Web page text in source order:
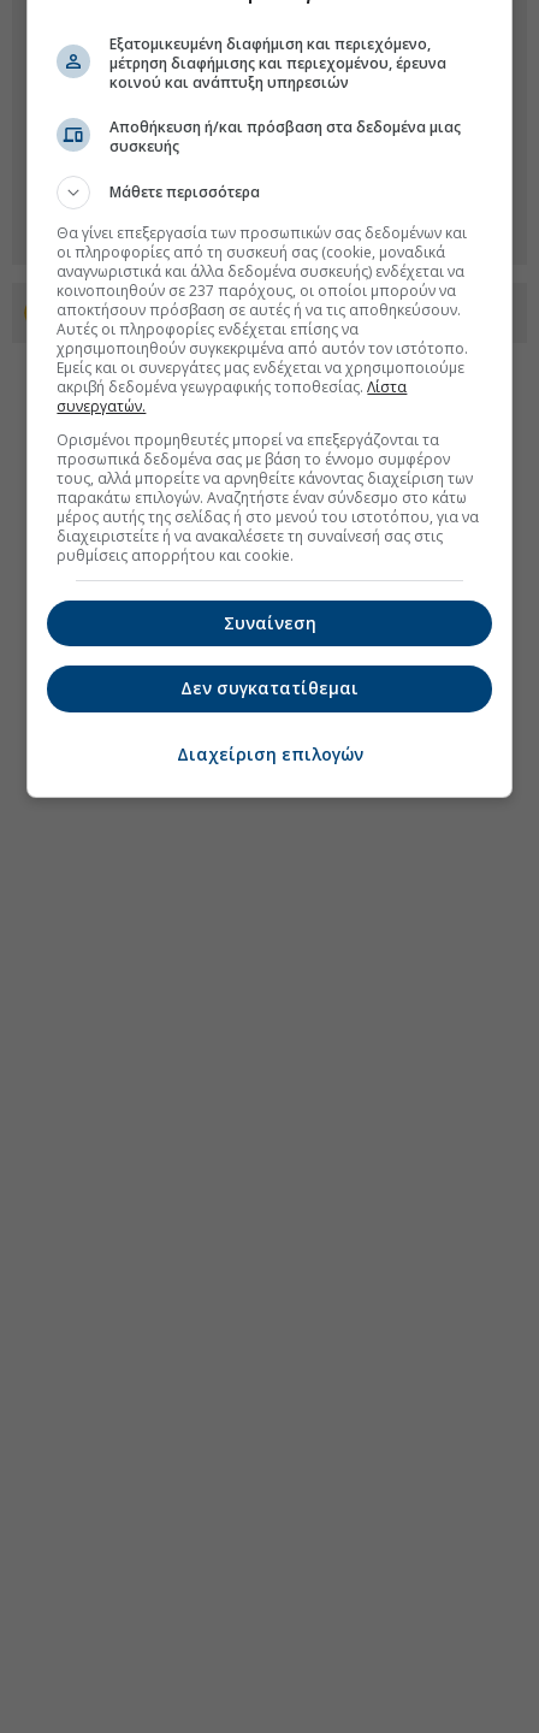
Προσθέστε το euro2day.gr στο Discover
Εξατομικευμένη διαφήμιση και περιεχόμενο,
μέτρηση διαφήμισης και περιεχομένου, έρευνα
κοινού και ανάπτυξη υπηρεσιών
Αποθήκευση ή/και πρόσβαση στα δεδομένα μιας
συσκευής
Μάθετε περισσότερα
Θα γίνει επεξεργασία των προσωπικών σας δεδομένων και
οι πληροφορίες από τη συσκευή σας (cookie, μοναδικά
αναγνωριστικά και άλλα δεδομένα συσκευής) ενδέχεται να
κοινοποιηθούν σε 237 παρόχους, οι οποίοι μπορούν να
αποκτήσουν πρόσβαση σε αυτές ή να τις αποθηκεύσουν.
Αυτές οι πληροφορίες ενδέχεται επίσης να
χρησιμοποιηθούν συγκεκριμένα από αυτόν τον ιστότοπο.
Εμείς και οι συνεργάτες μας ενδέχεται να χρησιμοποιούμε
ακριβή δεδομένα γεωγραφικής τοποθεσίας.Λίστα
συνεργατών.
Ορισμένοι προμηθευτές μπορεί να επεξεργάζονται τα
προσωπικά δεδομένα σας με βάση το έννομο συμφέρον
τους, αλλά μπορείτε να αρνηθείτε κάνοντας διαχείριση των
παρακάτω επιλογών. Αναζητήστε έναν σύνδεσμο στο κάτω
μέρος αυτής της σελίδας ή στο μενού του ιστοτόπου, για να
διαχειριστείτε ή να ανακαλέσετε τη συναίνεσή σας στις
ρυθμίσεις απορρήτου και cookie.
Συναίνεση
Δεν συγκατατίθεμαι
Διαχείριση επιλογών